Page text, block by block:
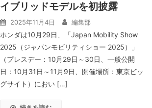
イブリッドモデルを初披露
2025年11月4日 編集部
ホンダは10月29日、「Japan Mobility Show
2025（ジャパンモビリティショー 2025）」
（プレスデー：10月29日～30日、一般公開
日：10月31日～11月9日、開催場所：東京ビッ
グサイト）におい […]